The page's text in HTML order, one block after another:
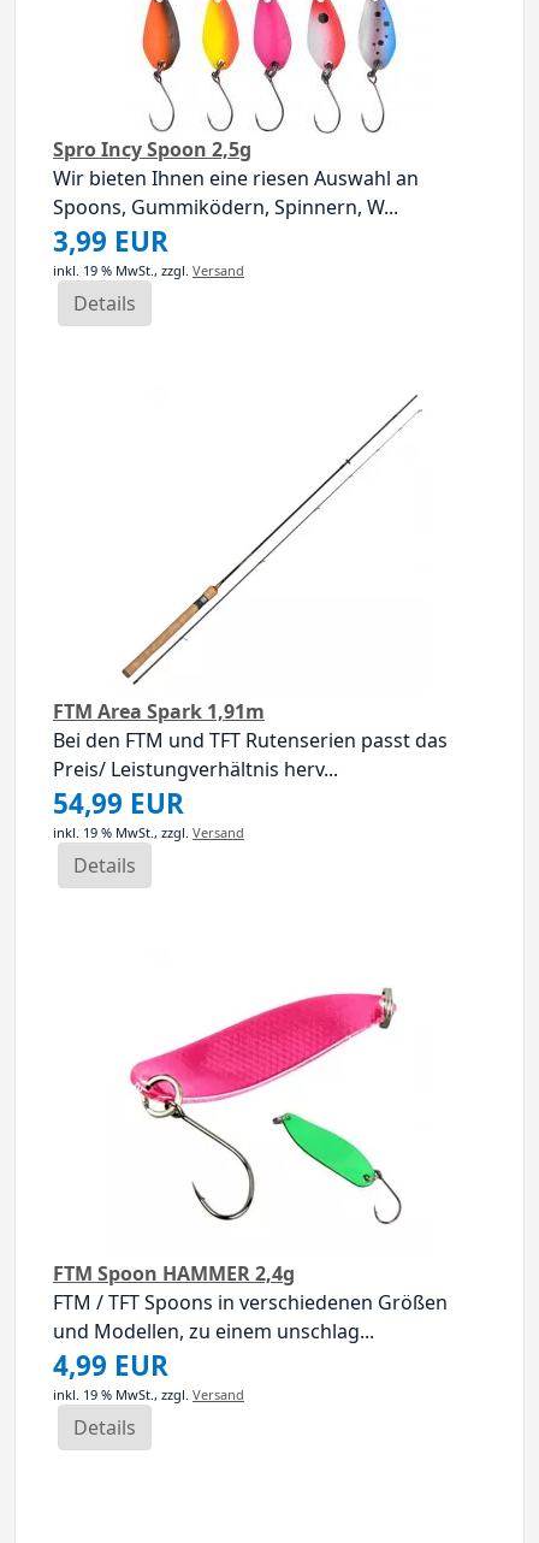
Spro Incy Spoon 2,5g
Wir bieten Ihnen eine riesen Auswahl an
Spoons, Gummiködern, Spinnern, W...
3,99 EUR
inkl. 19 % MwSt., zzgl. Versand
Details
FTM Area Spark 1,91m
Bei den FTM und TFT Rutenserien passt das
Preis/ Leistungverhältnis herv...
54,99 EUR
inkl. 19 % MwSt., zzgl. Versand
Details
FTM Spoon HAMMER 2,4g
FTM / TFT Spoons in verschiedenen Größen
und Modellen, zu einem unschlag...
4,99 EUR
inkl. 19 % MwSt., zzgl. Versand
Details